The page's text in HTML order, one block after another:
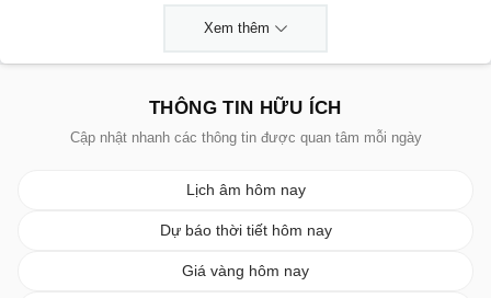
Xem thêm
THÔNG TIN HỮU ÍCH
Cập nhật nhanh các thông tin được quan tâm mỗi ngày
Lịch âm hôm nay
Dự báo thời tiết hôm nay
Giá vàng hôm nay